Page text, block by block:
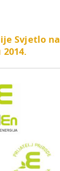
Svjetlo na